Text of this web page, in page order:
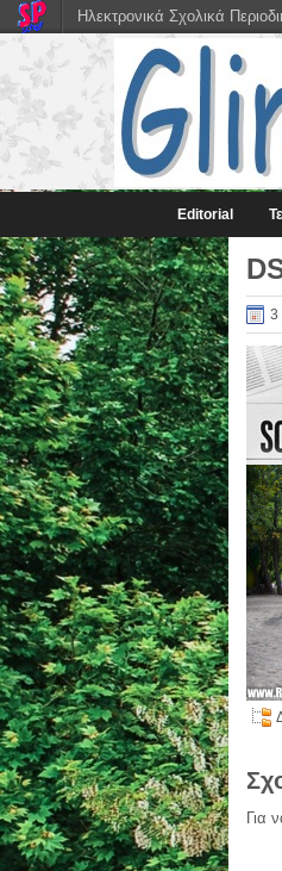
Editorial
3
Για
Ηλεκτρονικά Σχολικά